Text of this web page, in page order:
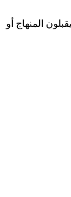
المنهاج أو